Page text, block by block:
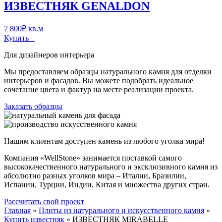
ИЗВЕСТНЯК GENALDON
7 800₽ кв.м
Купить
Для дизайнеров интерьера
Мы предоставляем образцы натурального камня для отделки
интерьеров и фасадов. Вы можете подобрать идеальное
сочетание цвета и фактур на месте реализации проекта.
Заказать образцы
Нашим клиентам доступен камень из любого уголка мира!
Компания «WellStone» занимается поставкой самого
высококачественного натурального и эксклюзивного камня из
абсолютно разных уголков мира – Италии, Бразилии,
Испании, Турции, Индии, Китая и множества других стран.
Рассчитать свой проект
Главная » Плиты из натурального и искусственного камня »
Купить известняк » ИЗВЕСТНЯК MIRABELLE